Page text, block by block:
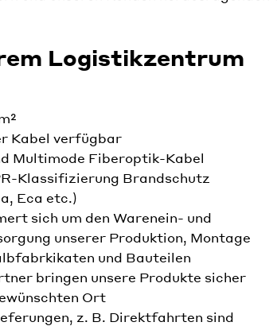
Logistikzentrum
Kabel verfügbar
Multimode Fiberoptik-Kabel
Klassifizierung Brandschutz
Eca etc.)
sich um den Warenein- und
unserer Produktion, Montage
und Bauteilen
bringen unsere Produkte sicher
Ort
z. B. Direktfahrten sind